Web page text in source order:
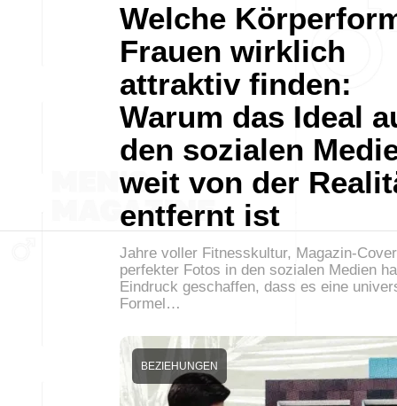
Welche
Frauen wirklich
attraktiv finden:
Warum das Ideal
den sozialen
weit von der
entfernt ist
Jahre voller Fitnesskultur, Magazin-
perfekter Fotos in den sozialen Medien
Eindruck geschaffen, dass es eine
Formel…
BEZIEHUNGEN